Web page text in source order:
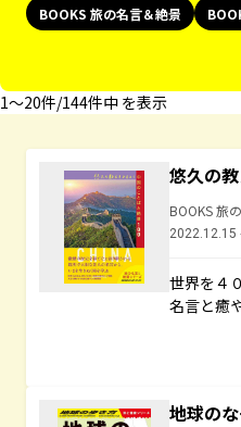
BOOKS 旅の名言＆絶景
1〜20件/144件中 を表示
悠久の
BOOKS 旅
2022.12.15
世界を４
名言と癒
地球の